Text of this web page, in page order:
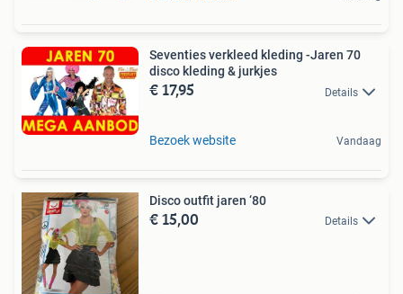
Seventies verkleed kleding -Jaren 70
disco kleding & jurkjes
€ 17,95 Details
Bezoek website Vandaag
Disco outfit jaren ‘80
€ 15,00 Details